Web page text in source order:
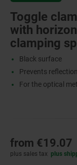
Toggle
with
clamping
Black surface
Prevents
For the optical
from €19.07
plus sales tax plus